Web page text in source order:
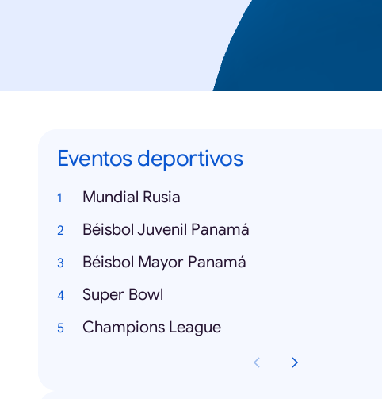
Eventos deportivos
Mundial Rusia
Béisbol Juvenil Panamá
Béisbol Mayor Panamá
Super Bowl
Champions League